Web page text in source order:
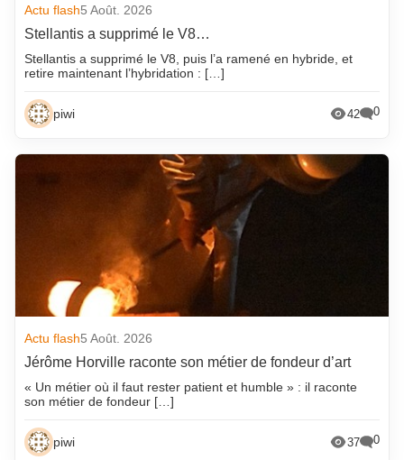
Actu flash5 Août. 2026
Stellantis a supprimé le V8…
Stellantis a supprimé le V8, puis l’a ramené en hybride, et
retire maintenant l’hybridation : […]
piwi 42 0
Actu flash5 Août. 2026
Jérôme Horville raconte son métier de fondeur d’art
« Un métier où il faut rester patient et humble » : il raconte
son métier de fondeur […]
piwi 37 0